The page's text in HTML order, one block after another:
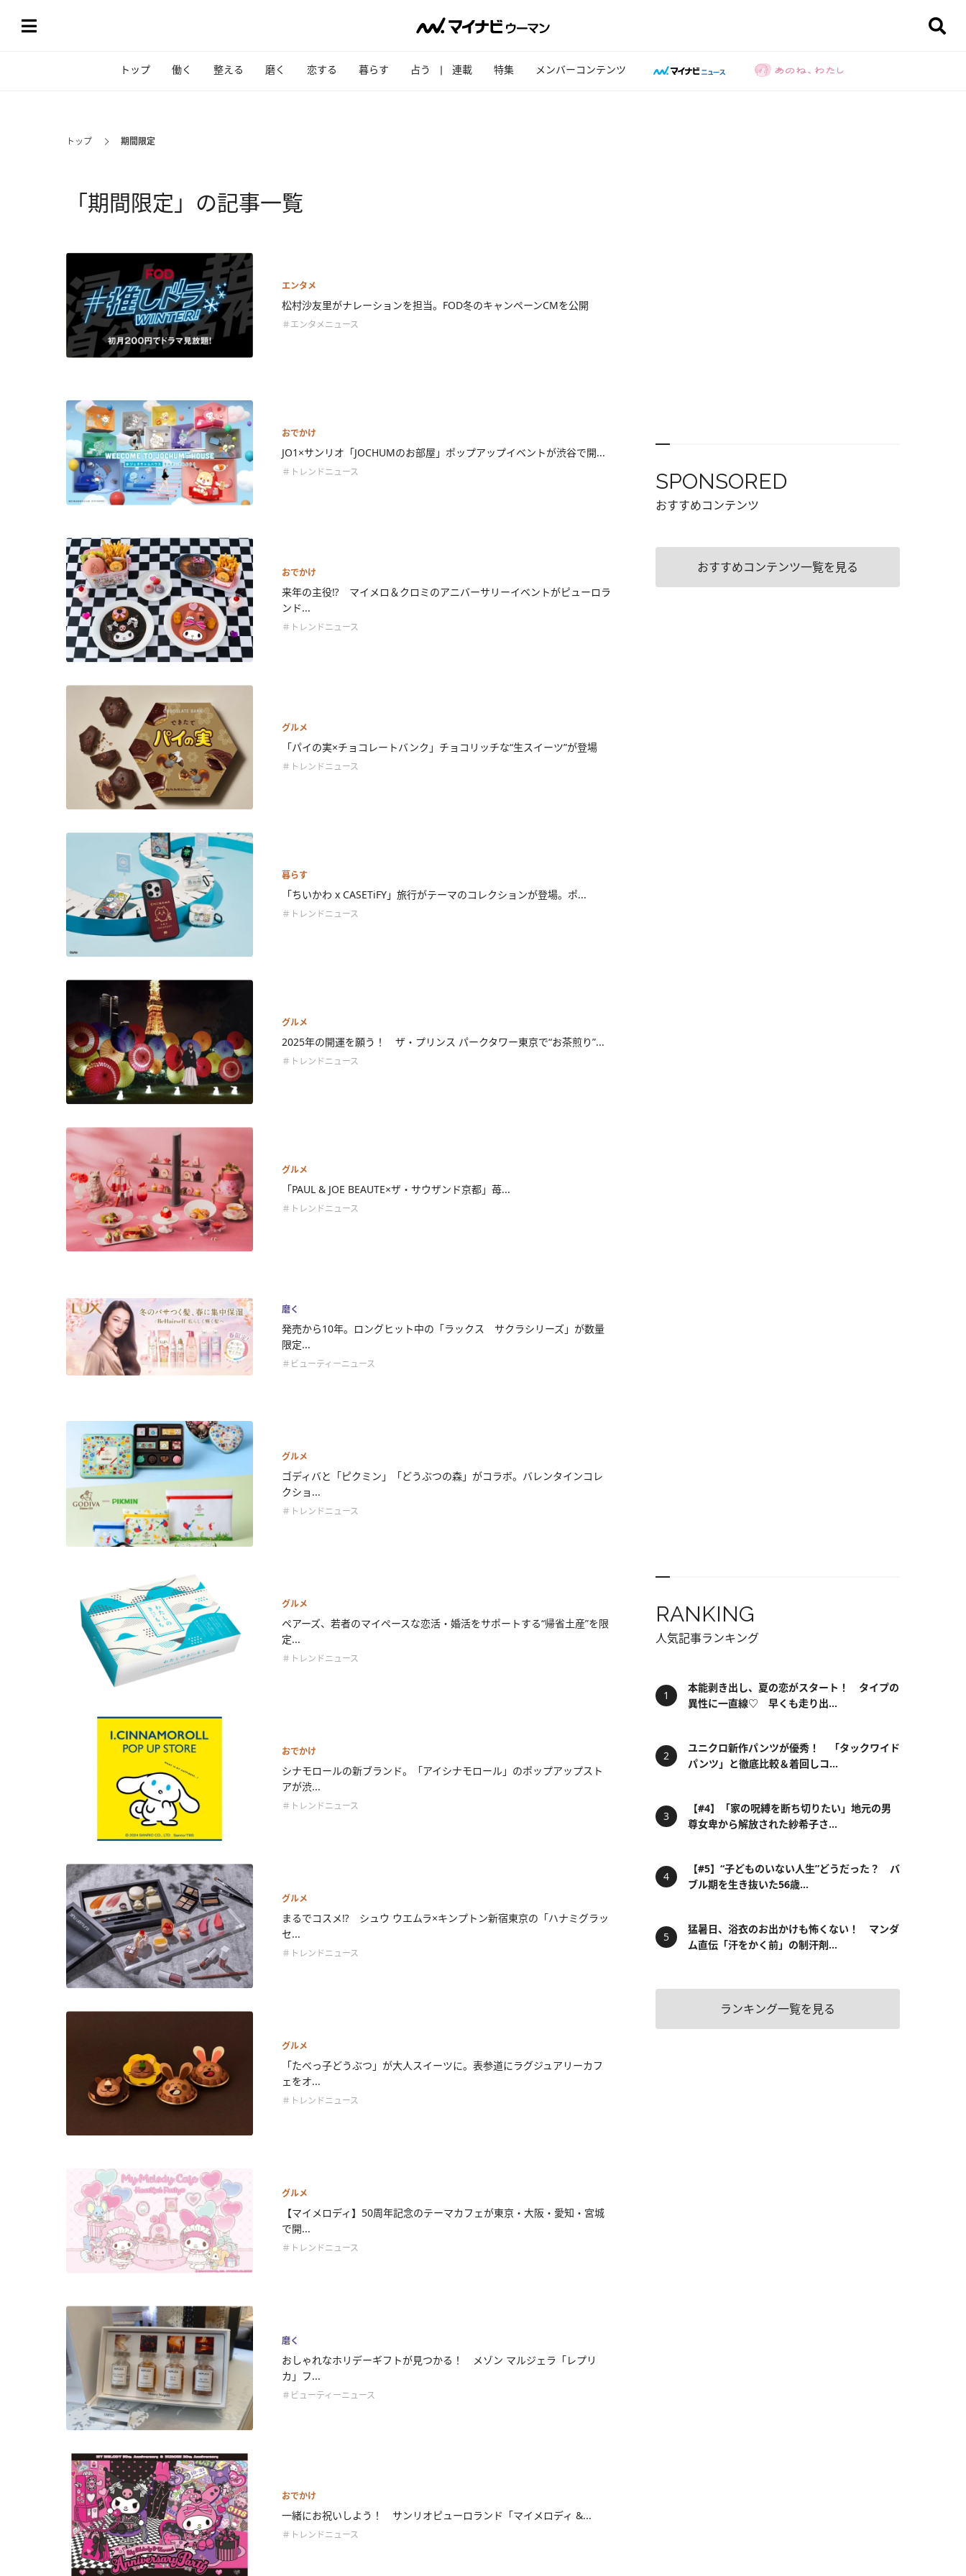
トップ 働く 整える 磨く 恋する 暮らす 占う 連載 特集 メンバーコンテンツ
トップ 期間限定
「期間限定」の記事一覧
エンタメ
松村沙友里がナレーションを担当。FOD冬のキャンペーンCMを公開
＃エンタメニュース
おでかけ
JO1×サンリオ「JOCHUMのお部屋」ポップアップイベントが渋谷で開...
＃トレンドニュース
おでかけ
来年の主役⁉ マイメロ＆クロミのアニバーサリーイベントがピューロラ
ンド...
＃トレンドニュース
グルメ
「パイの実×チョコレートバンク」チョコリッチな“生スイーツ”が登場
＃トレンドニュース
暮らす
「ちいかわ x CASETiFY」旅行がテーマのコレクションが登場。ポ...
＃トレンドニュース
グルメ
2025年の開運を願う！ ザ・プリンス パークタワー東京で“お茶煎り”...
＃トレンドニュース
グルメ
「PAUL & JOE BEAUTE×ザ・サウザンド京都」苺...
＃トレンドニュース
磨く
発売から10年。ロングヒット中の「ラックス サクラシリーズ」が数量
限定...
＃ビューティーニュース
グルメ
ゴディバと「ピクミン」「どうぶつの森」がコラボ。バレンタインコレ
クショ...
＃トレンドニュース
グルメ
ペアーズ、若者のマイペースな恋活・婚活をサポートする“帰省土産”を限
定...
＃トレンドニュース
おでかけ
シナモロールの新ブランド。「アイシナモロール」のポップアップスト
アが渋...
＃トレンドニュース
グルメ
まるでコスメ⁉ シュウ ウエムラ×キンプトン新宿東京の「ハナミグラッ
セ...
＃トレンドニュース
グルメ
「たべっ子どうぶつ」が大人スイーツに。表参道にラグジュアリーカフ
ェをオ...
＃トレンドニュース
グルメ
【マイメロディ】50周年記念のテーマカフェが東京・大阪・愛知・宮城
で開...
＃トレンドニュース
磨く
おしゃれなホリデーギフトが見つかる！ メゾン マルジェラ「レプリ
カ」フ...
＃ビューティーニュース
おでかけ
一緒にお祝いしよう！ サンリオピューロランド「マイメロディ &...
＃トレンドニュース
SPONSORED
おすすめコンテンツ
おすすめコンテンツ一覧を見る
RANKING
人気記事ランキング
本能剥き出し、夏の恋がスタート！ タイプの
異性に一直線♡ 早くも走り出...
ユニクロ新作パンツが優秀！ 「タックワイド
パンツ」と徹底比較＆着回しコ...
【#4】「家の呪縛を断ち切りたい」地元の男
尊女卑から解放された紗希子さ...
【#5】“子どものいない人生”どうだった？ バ
ブル期を生き抜いた56歳...
猛暑日、浴衣のお出かけも怖くない！ マンダ
ム直伝「汗をかく前」の制汗剤...
ランキング一覧を見る